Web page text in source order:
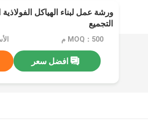
ورشة عمل لبناء الهياكل
التجميع
MOQ：500 م
افضل سعر